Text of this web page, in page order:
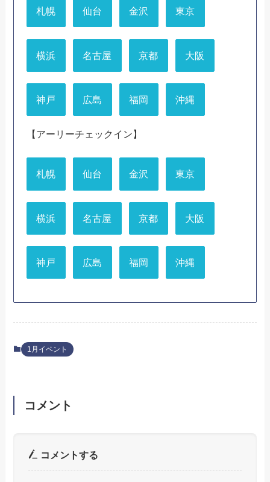
札幌 仙台 金沢 東京
横浜 名古屋 京都 大阪
神戸 広島 福岡 沖縄
【アーリーチェックイン】
札幌 仙台 金沢 東京
横浜 名古屋 京都 大阪
神戸 広島 福岡 沖縄
1月イベント
コメント
コメントする